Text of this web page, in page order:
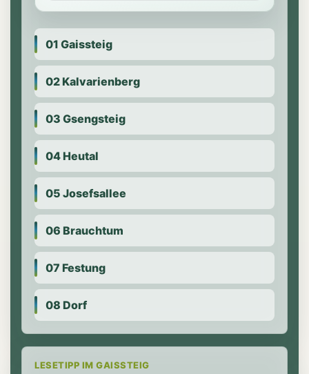
01 Gaissteig
02 Kalvarienberg
03 Gsengsteig
04 Heutal
05 Josefsallee
06 Brauchtum
07 Festung
08 Dorf
LESETIPP IM GAISSTEIG